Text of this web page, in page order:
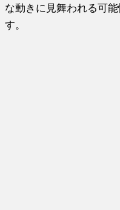
な動きに見舞われる可
す。